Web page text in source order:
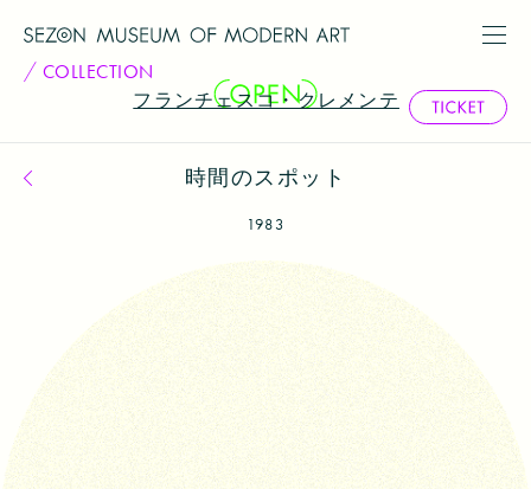
COLLECTION
フランチェスコ・クレメンテ
コレクション一覧へ戻る時間のスポット
1983